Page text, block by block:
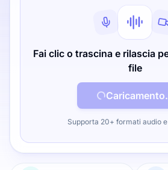
Fai clic o trascina e rilascia
file
Supporta 20+ formati audio